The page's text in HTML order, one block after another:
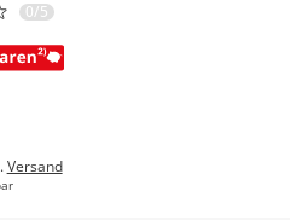
0/5
Versand